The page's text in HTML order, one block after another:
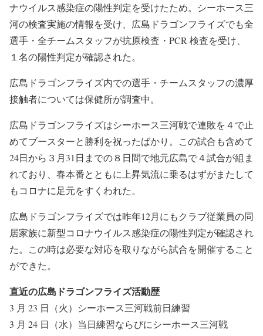
ナウイルス感染症の陽性判定を受けたため。シーホース三
河の検査実施の情報を受け、広島ドラゴンフライズでも全
選手・全チームスタッフが抗原検査・PCR 検査を受け、
１名の陽性判定が確認された。
広島ドラゴンフライズ内での選手・チームスタッフの濃厚
接触者については保健所が調査中。
広島ドラゴンフライズはシーホース三河戦で連敗を４で止
めてブースターと勝利を祝ったばかり。この試合も含めて
24日から３月31日までの８日間で地元広島で４試合が組ま
れており、春本番とともに上昇気流に乗るはずがまたして
もコロナに足元をすくわれた。
広島ドラゴンフライズでは昨年12月にもクラブ従業員の同
居家族に新型コロナウイルス感染症の陽性判定が確認され
た。この時は必要な対応を取りながら試合を開催すること
ができた。
直近の広島ドラゴンフライズ活動歴
3 月 23 日（火）シーホース三河戦前日練習
3 月 24 日（水）当日練習ならびにシーホース三河戦